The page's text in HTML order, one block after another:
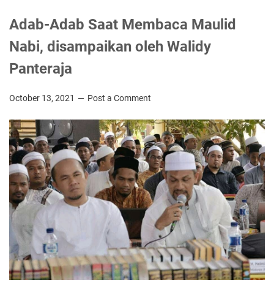
Adab-Adab Saat Membaca Maulid
Nabi, disampaikan oleh Walidy
Panteraja
October 13, 2021 Post a Comment